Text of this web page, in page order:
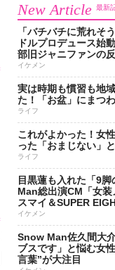
New Article 最新
「バチバチに荒れそ
ドルプロデュース始
部旧ジャニファンの
イケメン
実は時期も慣習も地
た！「お盆」にまつ
ライフ
これがよかった！女
った「おまじない」
ライフ
目黒蓮も入れた「9
Man総出演CM「女
スマイ＆SUPER
イケメン
Snow Man佐久間大
ブスです」と悩む女
言葉”が大注目